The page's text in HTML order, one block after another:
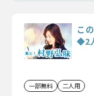
こ
◆2
一部無料 二人用